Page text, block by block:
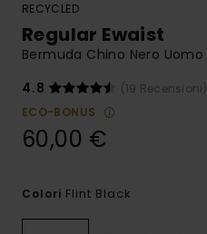
RECYCLED
Regular Ewaist
Bermuda Chino Nero Uomo
4.8
(19 Recensioni)
ECO-BONUS
60,00 €
Colori Flint Black